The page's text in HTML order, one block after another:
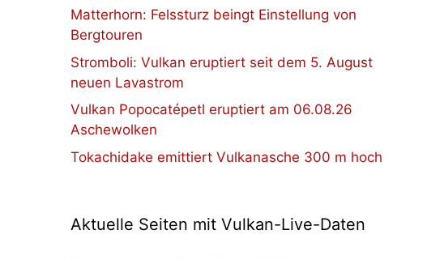
Matterhorn: Felssturz beingt Einstellung von
Bergtouren
Stromboli: Vulkan eruptiert seit dem 5. August
neuen Lavastrom
Vulkan Popocatépetl eruptiert am 06.08.26
Aschewolken
Tokachidake emittiert Vulkanasche 300 m hoch
Aktuelle Seiten mit Vulkan-Live-Daten